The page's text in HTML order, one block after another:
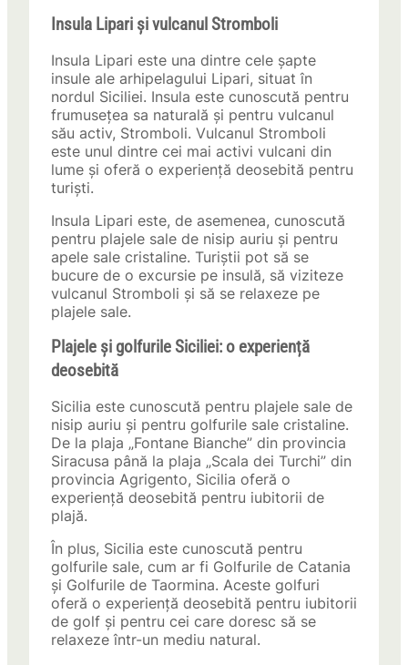
Insula Lipari și vulcanul Stromboli
Insula Lipari este una dintre cele șapte
insule ale arhipelagului Lipari, situat în
nordul Siciliei. Insula este cunoscută pentru
frumusețea sa naturală și pentru vulcanul
său activ, Stromboli. Vulcanul Stromboli
este unul dintre cei mai activi vulcani din
lume și oferă o experiență deosebită pentru
turiști.
Insula Lipari este, de asemenea, cunoscută
pentru plajele sale de nisip auriu și pentru
apele sale cristaline. Turiștii pot să se
bucure de o excursie pe insulă, să viziteze
vulcanul Stromboli și să se relaxeze pe
plajele sale.
Plajele și golfurile Siciliei: o experiență
deosebită
Sicilia este cunoscută pentru plajele sale de
nisip auriu și pentru golfurile sale cristaline.
De la plaja „Fontane Bianche” din provincia
Siracusa până la plaja „Scala dei Turchi” din
provincia Agrigento, Sicilia oferă o
experiență deosebită pentru iubitorii de
plajă.
În plus, Sicilia este cunoscută pentru
golfurile sale, cum ar fi Golfurile de Catania
și Golfurile de Taormina. Aceste golfuri
oferă o experiență deosebită pentru iubitorii
de golf și pentru cei care doresc să se
relaxeze într-un mediu natural.